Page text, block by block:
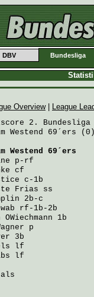
DBV Bundesliga
Overview|
League
2.
Westend 69´ers
Westend 69´ers
p-rf
cf
c-1b
Frias ss
2b-c
rf-1b-2b
OWiechmann 1b
p
3b
lf                1
lf                1